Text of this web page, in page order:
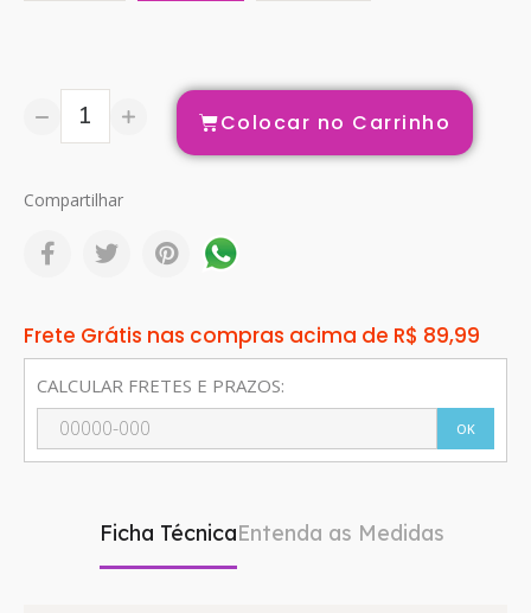
Colocar no Carrinho
Compartilhar
Frete Grátis nas compras acima de R$ 89,99
CALCULAR FRETES E PRAZOS:
OK
Ficha TécnicaEntenda as Medidas